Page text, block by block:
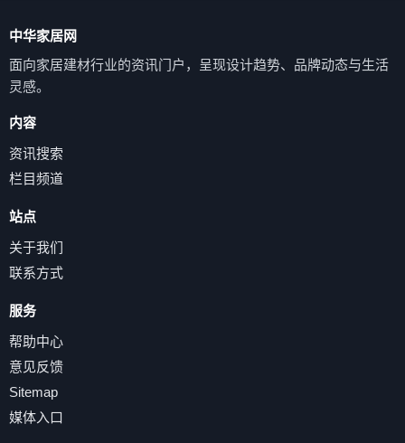
中华家居网
面向家居建材行业的资讯门户，呈现设计趋势、品牌动态与生活
灵感。
内容
资讯搜索
栏目频道
站点
关于我们
联系方式
服务
帮助中心
意见反馈
Sitemap
媒体入口